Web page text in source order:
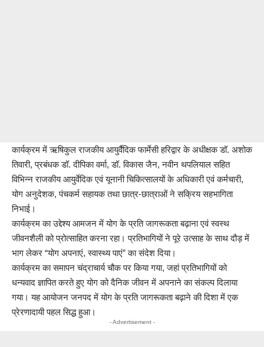
कार्यक्रम में ऋषिकुल राजकीय आयुर्वैदिक फार्मेसी हरिद्वार के अधीक्षक डॉ. अशोक
तिवारी, प्रबंधक डॉ. दीपिका वर्मा, डॉ. विकास जैन, नवीन थपलियाल सहित
विभिन्न राजकीय आयुर्वेदिक एवं यूनानी चिकित्सालयों के अधिकारी एवं कर्मचारी,
योग अनुदेशक, पंचकर्म सहायक तथा छात्र-छात्राओं ने सक्रिय सहभागिता
निभाई।
कार्यक्रम का उद्देश्य आमजन में योग के प्रति जागरूकता बढ़ाना एवं स्वस्थ
जीवनशैली को प्रोत्साहित करना रहा। प्रतिभागियों ने पूरे उत्साह के साथ दौड़ में
भाग लेकर “योग अपनाएं, स्वास्थ्य पाएं” का संदेश दिया।
कार्यक्रम का समापन चंद्राचार्य चौक पर किया गया, जहां प्रतिभागियों को
धन्यवाद ज्ञापित करते हुए योग को दैनिक जीवन में अपनाने का संकल्प दिलाया
गया। यह आयोजन जनपद में योग के प्रति जागरूकता बढ़ाने की दिशा में एक
प्रेरणादायी पहल सिद्ध हुआ।
- Advertisement -